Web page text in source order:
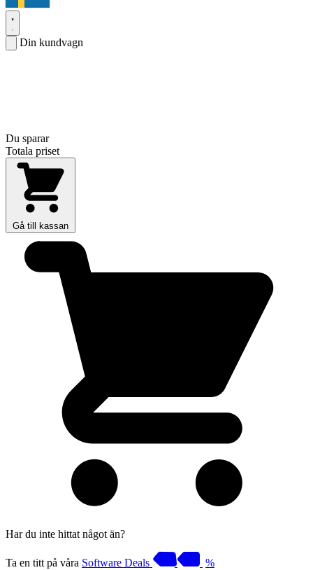
Din kundvagn
Du sparar
Totala priset
Gå till kassan
Har du inte hittat något än?
Ta en titt på våra Software Deals %